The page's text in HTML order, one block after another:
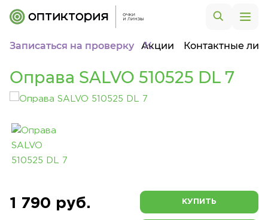
Записаться на проверку Акции Контактные
Оправа SALVO 510525 DL 7
1 790 руб. КУПИТЬ